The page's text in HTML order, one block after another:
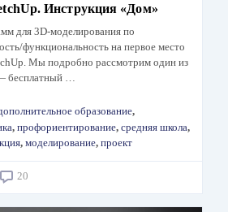
Инструкция «Дом»
для 3D-моделирования по
функциональность на первое место
Мы подробно рассмотрим один из
бесплатный …
образование,
, профориентирование, средняя школа,
, моделирование, проект
20